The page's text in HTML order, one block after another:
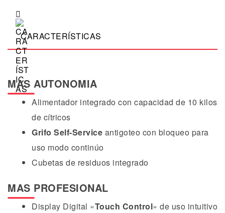
CARACTERÍSTICAS
MAS AUTONOMIA
Alimentador integrado con capacidad de 10 kilos
de cítricos
Grifo Self-Service antigoteo con bloqueo para
uso modo continúo
Cubetas de residuos integrado
MAS PROFESIONAL
Display Digital «Touch Control» de uso intuitivo